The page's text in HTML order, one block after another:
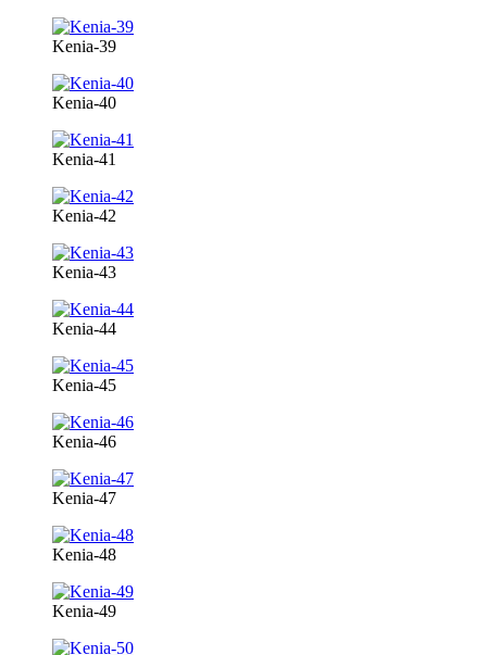
Kenia-39
Kenia-40
Kenia-41
Kenia-42
Kenia-43
Kenia-44
Kenia-45
Kenia-46
Kenia-47
Kenia-48
Kenia-49